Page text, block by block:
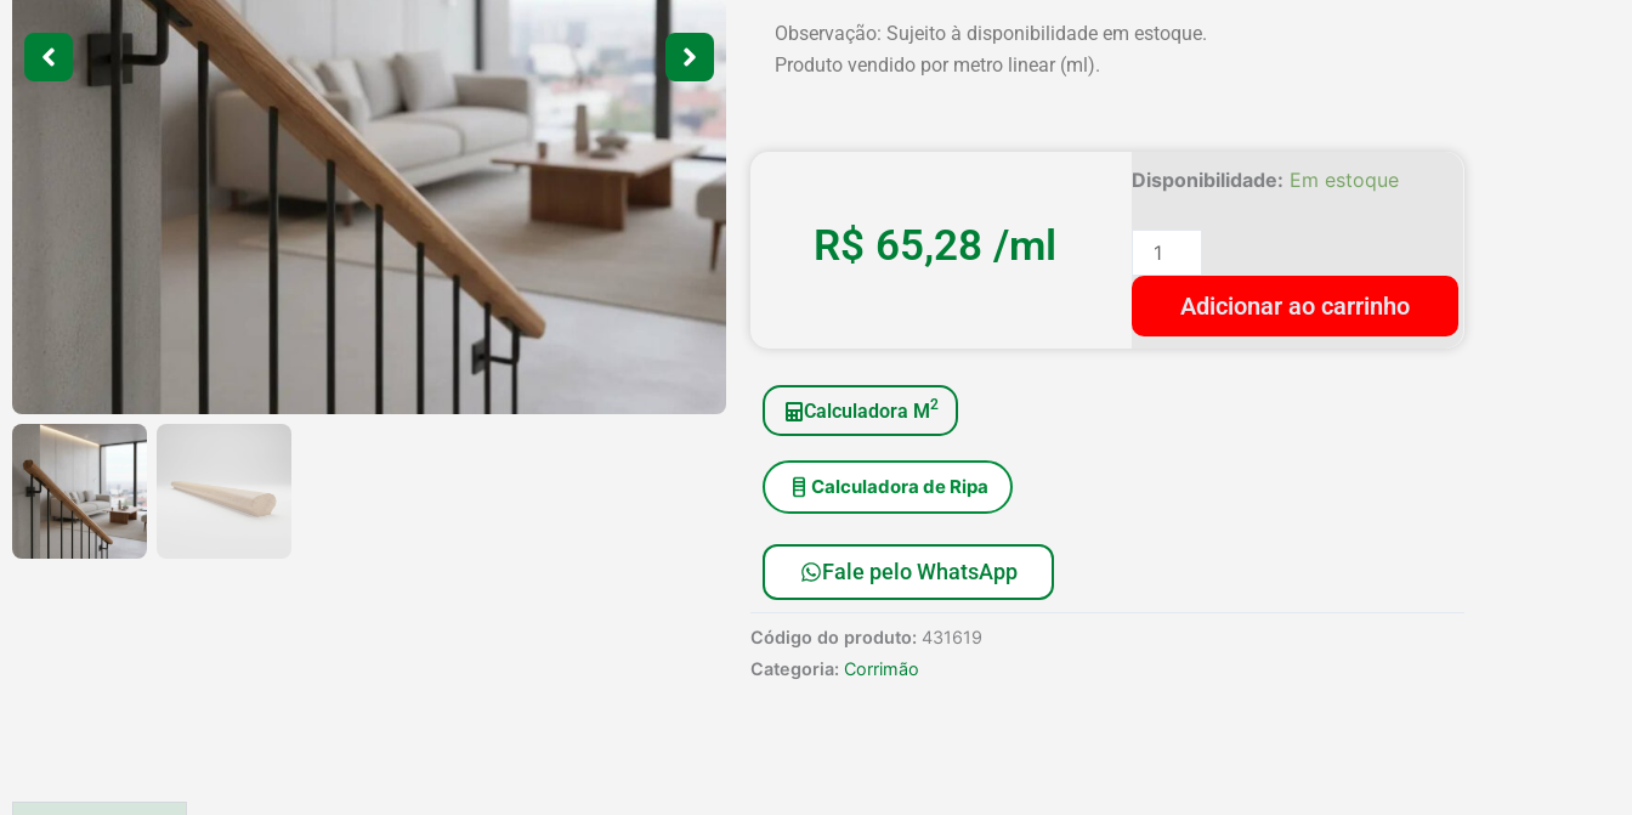
Observação: Sujeito à disponibilidade em estoque.
Produto vendido por metro linear (ml).
R$ 65,28 /ml
Disponibilidade: Em estoque
Corrimao
Encomenda
6x3
quantidade
Adicionar ao carrinho
Calculadora M2
Calculadora de Ripa
Fale pelo WhatsApp
Código do produto: 431619
Categoria: Corrimão